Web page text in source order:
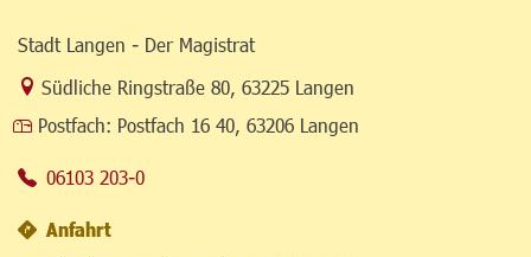
Stadt Langen - Der Magistrat
Link zur Google-Maps Navigation
Südliche Ringstraße 80, 63225 Langen
Postfach: Postfach 16 40, 63206 Langen
06103 203-0
Anfahrt